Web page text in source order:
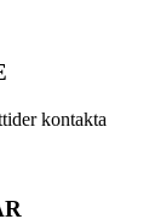
kontakta